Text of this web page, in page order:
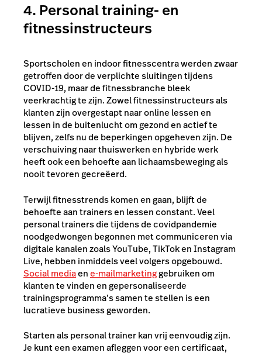
4. Personal training- en
fitnessinstructeurs
Sportscholen en indoor fitnesscentra werden zwaar
getroffen door de verplichte sluitingen tijdens
COVID-19, maar de fitnessbranche bleek
veerkrachtig te zijn. Zowel fitnessinstructeurs als
klanten zijn overgestapt naar online lessen en
lessen in de buitenlucht om gezond en actief te
blijven, zelfs nu de beperkingen opgeheven zijn. De
verschuiving naar thuiswerken en hybride werk
heeft ook een behoefte aan lichaamsbeweging als
nooit tevoren gecreëerd.
Terwijl fitnesstrends komen en gaan, blijft de
behoefte aan trainers en lessen constant. Veel
personal trainers die tijdens de covidpandemie
noodgedwongen begonnen met communiceren via
digitale kanalen zoals YouTube, TikTok en Instagram
Live, hebben inmiddels veel volgers opgebouwd.
Social mediaene-mailmarketinggebruiken om
klanten te vinden en gepersonaliseerde
trainingsprogramma’s samen te stellen is een
lucratieve business geworden.
Starten als personal trainer kan vrij eenvoudig zijn.
Je kunt een examen afleggen voor een certificaat,